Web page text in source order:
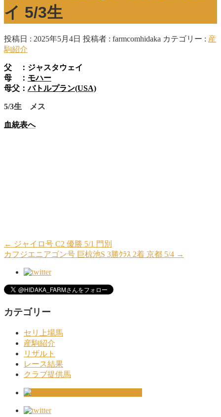
イ 5/3生
投稿日 : 2025年5月4日 投稿者 : farmcomhidaka カテゴリー : 産
駒紹介
父 ：ジャスタウェイ
母 ： モハー
母父：バトルプラン(USA)
5/3生 メス
血統表へ
← ジャイロ号 C2 優勝 5/1 門別
カフジエニアゴン号 巨椋池S 3勝ｸﾗｽ 2着 京都 5/4 →
カテゴリー
セリ上場馬
産駒紹介
リザルト
レース結果
クラブ提供馬